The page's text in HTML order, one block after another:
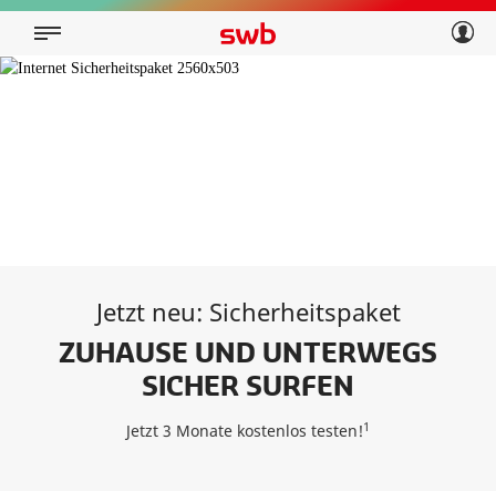
Privatkunden
Geschäftskunden
Jetzt neu: Sicherheitspaket
ZUHAUSE UND UNTERWEGS
SICHER SURFEN
Jetzt 3 Monate kostenlos testen!1